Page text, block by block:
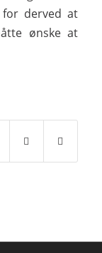
for derved at
ønske at